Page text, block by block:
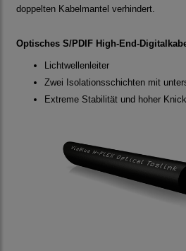
doppelten Kabelmantel verhindert.
Optisches S/PDIF High-End-
Lichtwellenleiter
Zwei Isolationsschichten mit
Extreme Stabilität und hoher